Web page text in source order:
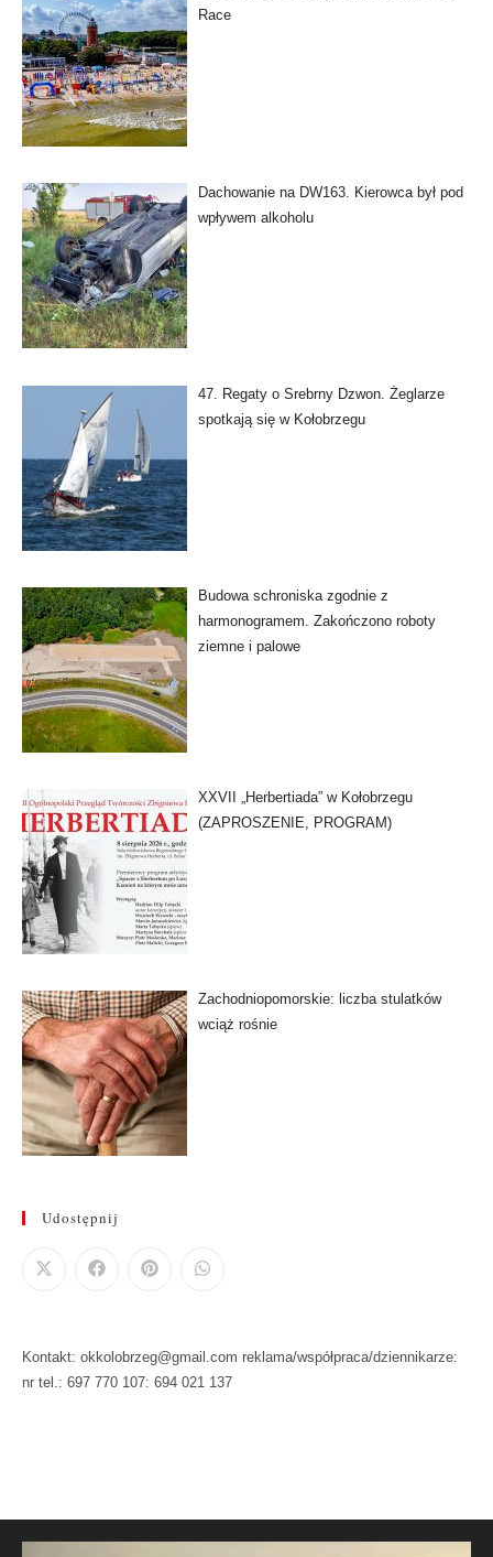
Race
Dachowanie na DW163. Kierowca był pod
wpływem alkoholu
47. Regaty o Srebrny Dzwon. Żeglarze
spotkają się w Kołobrzegu
Budowa schroniska zgodnie z
harmonogramem. Zakończono roboty
ziemne i palowe
XXVII „Herbertiada” w Kołobrzegu
(ZAPROSZENIE, PROGRAM)
Zachodniopomorskie: liczba stulatków
wciąż rośnie
Udostępnij
Kontakt: okkolobrzeg@gmail.com reklama/współpraca/dziennikarze:
nr tel.: 697 770 107: 694 021 137